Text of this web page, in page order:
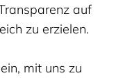
auf
zu erzielen.
mit uns zu